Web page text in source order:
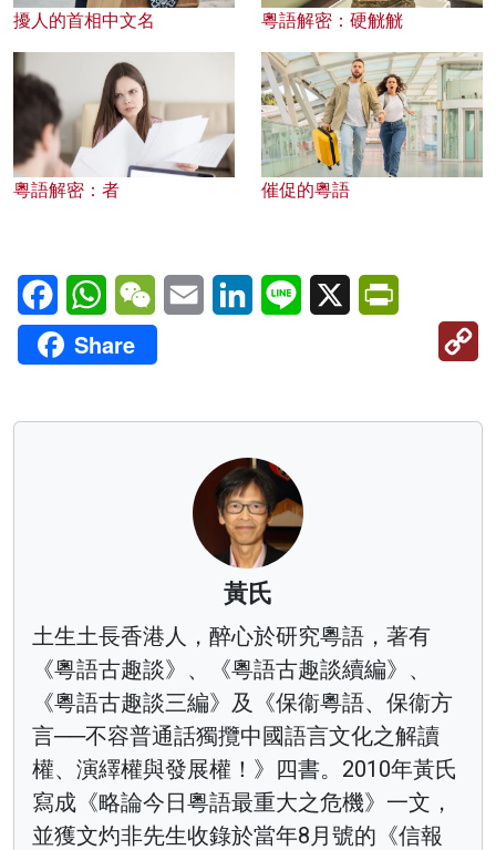
擾人的首相中文名 粵語解密：硬觥觥
粵語解密：者 催促的粵語
FacebookWhatsAppWeChatEmail LinkedInLine X
Share
黃氏
土生土長香港人，醉心於研究粵語，著有
《粵語古趣談》、《粵語古趣談續編》、
《粵語古趣談三編》及《保衞粵語、保衞方
言──不容普通話獨攬中國語言文化之解讀
權、演繹權與發展權！》四書。2010年黃氏
寫成《略論今日粵語最重大之危機》一文，
並獲文灼非先生收錄於當年8月號的《信報